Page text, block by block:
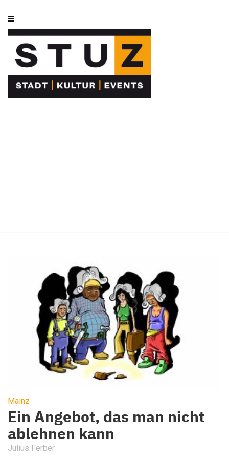
Mainz
Ein Angebot, das man nicht
ablehnen kann
Julius Ferber